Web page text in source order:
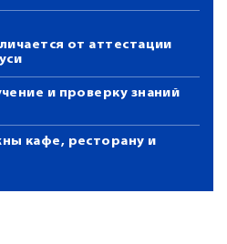
от аттестации
и проверку знаний
кафе, ресторану и